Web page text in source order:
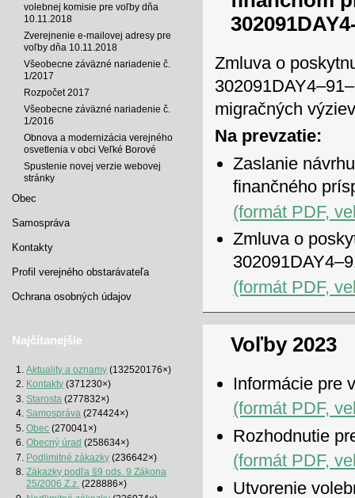
volebnej komisie pre voľby dňa
10.11.2018
Zverejnenie e-mailovej adresy pre
voľby dňa 10.11.2018
Všeobecne záväzné nariadenie č.
1/2017
Rozpočet 2017
Všeobecne záväzné nariadenie č.
1/2016
Obnova a modernizácia verejného
osvetlenia v obci Veľké Borové
Spustenie novej verzie webovej
stránky
Obec
Samospráva
Kontakty
Profil verejného obstarávateľa
Ochrana osobných údajov
Najčítanejšie
Aktuality a oznamy (132520176×)
Kontakty (371230×)
Starosta (277832×)
Samospráva (274424×)
Obec (270041×)
Obecný úrad (258634×)
Podlimitné zákazky (236642×)
Zákazky podľa §9 ods. 9 Zákona
25/2006 Z.z. (228886×)
Zmluva o
migračných
Na prevzatie:
Zaslanie
finančného
(formát PDF,
Zmluva o
(formát PDF,
Voľby 2023
Informácie pre
(formát PDF,
Rozhodnutie
(formát PDF,
Utvorenie